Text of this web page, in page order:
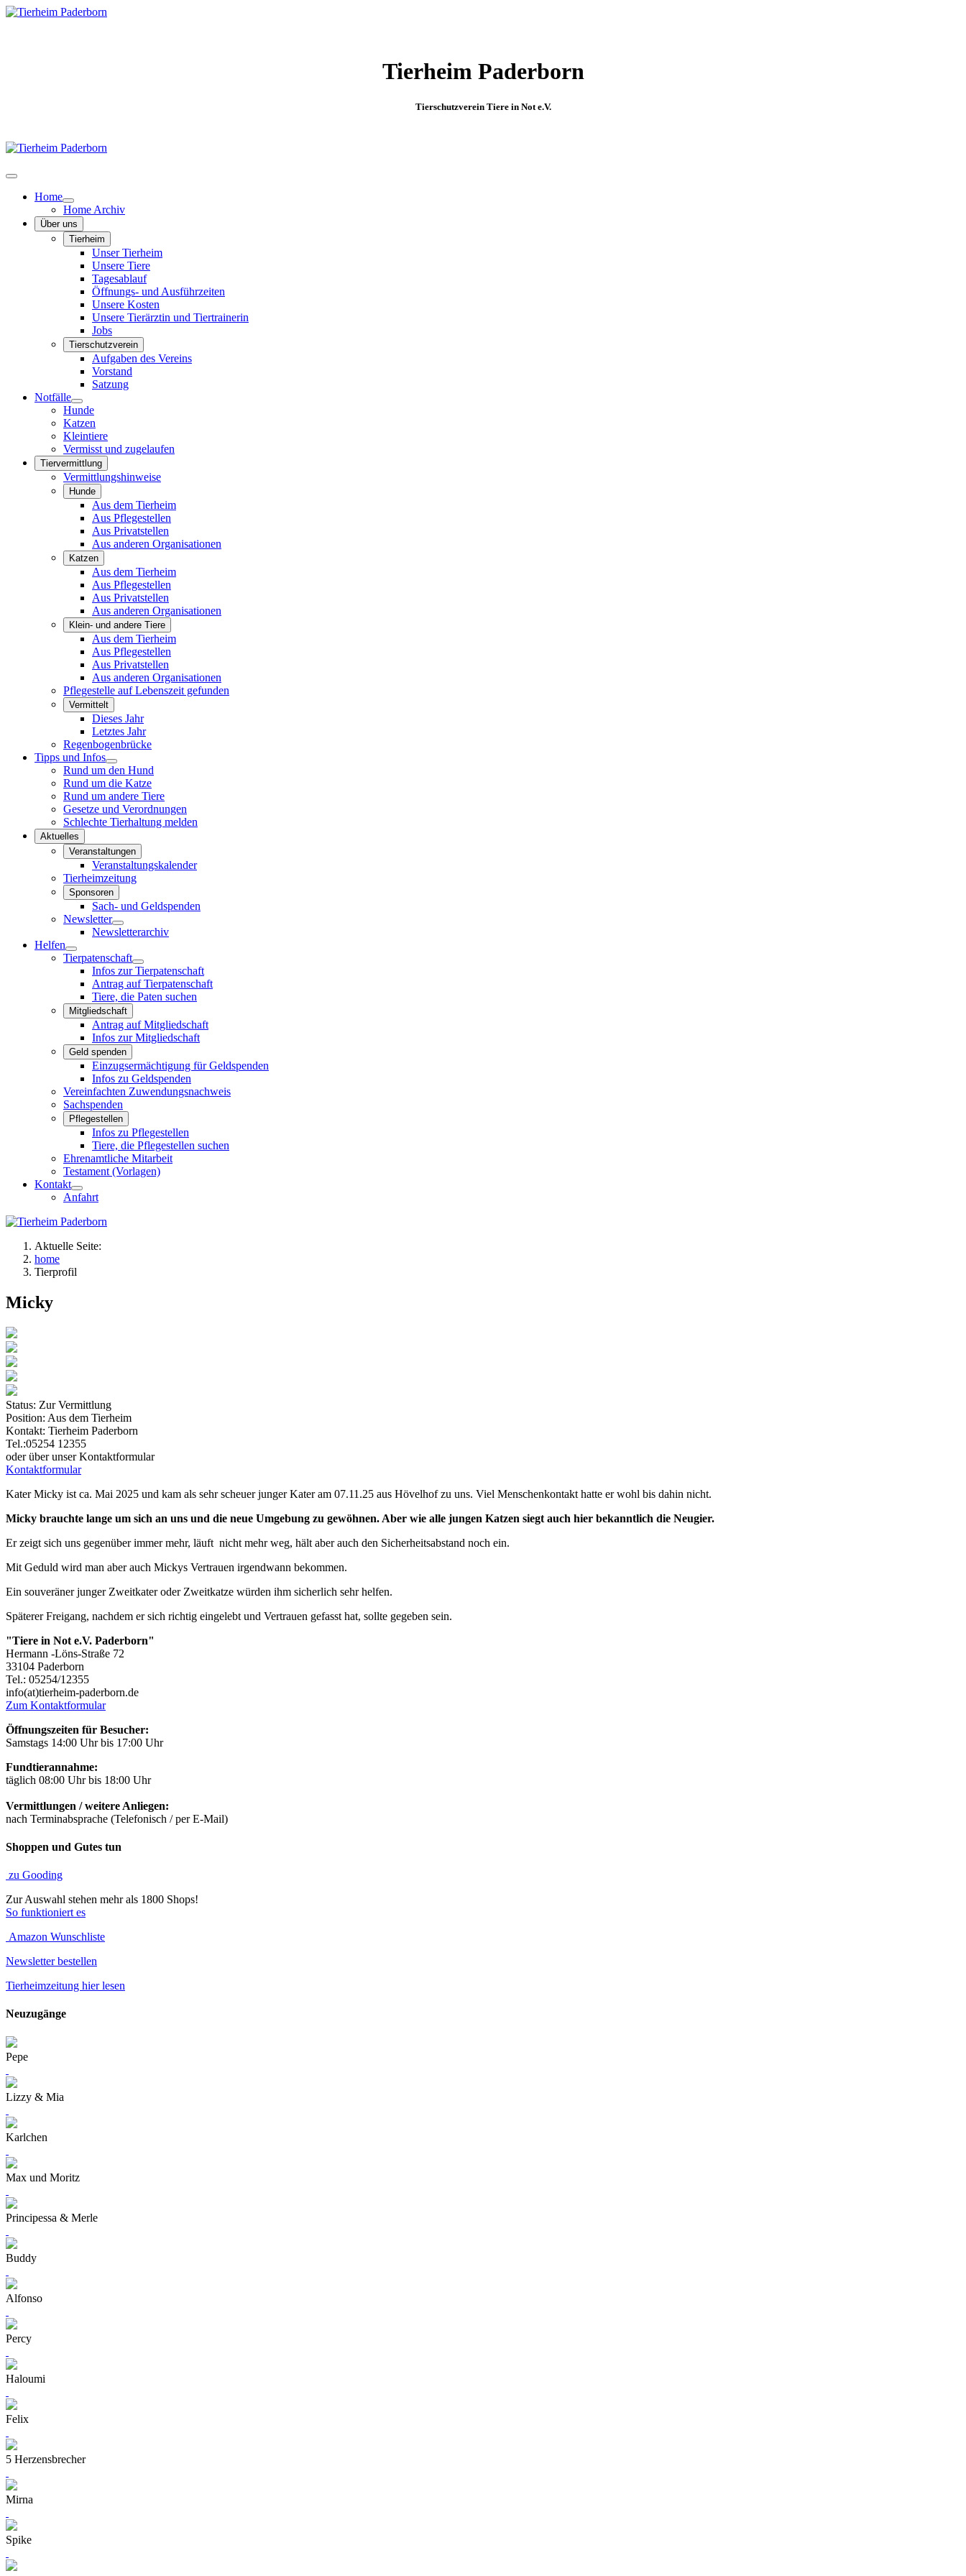
Tierheim Paderborn
Tierschutzverein Tiere in Not e.V.
Home
Home Archiv
Über uns
Tierheim
Unser Tierheim
Unsere Tiere
Tagesablauf
Öffnungs- und Ausführzeiten
Unsere Kosten
Unsere Tierärztin und Tiertrainerin
Jobs
Tierschutzverein
Aufgaben des Vereins
Vorstand
Satzung
Notfälle
Hunde
Katzen
Kleintiere
Vermisst und zugelaufen
Tiervermittlung
Vermittlungshinweise
Hunde
Aus dem Tierheim
Aus Pflegestellen
Aus Privatstellen
Aus anderen Organisationen
Katzen
Aus dem Tierheim
Aus Pflegestellen
Aus Privatstellen
Aus anderen Organisationen
Klein- und andere Tiere
Aus dem Tierheim
Aus Pflegestellen
Aus Privatstellen
Aus anderen Organisationen
Pflegestelle auf Lebenszeit gefunden
Vermittelt
Dieses Jahr
Letztes Jahr
Regenbogenbrücke
Tipps und Infos
Rund um den Hund
Rund um die Katze
Rund um andere Tiere
Gesetze und Verordnungen
Schlechte Tierhaltung melden
Aktuelles
Veranstaltungen
Veranstaltungskalender
Tierheimzeitung
Sponsoren
Sach- und Geldspenden
Newsletter
Newsletterarchiv
Helfen
Tierpatenschaft
Infos zur Tierpatenschaft
Antrag auf Tierpatenschaft
Tiere, die Paten suchen
Mitgliedschaft
Antrag auf Mitgliedschaft
Infos zur Mitgliedschaft
Geld spenden
Einzugsermächtigung für Geldspenden
Infos zu Geldspenden
Vereinfachten Zuwendungsnachweis
Sachspenden
Pflegestellen
Infos zu Pflegestellen
Tiere, die Pflegestellen suchen
Ehrenamtliche Mitarbeit
Testament (Vorlagen)
Kontakt
Anfahrt
Aktuelle Seite:
home
Tierprofil
Micky
Status: Zur Vermittlung
Position: Aus dem Tierheim
Kontakt: Tierheim Paderborn
Tel.:05254 12355
oder über unser Kontaktformular
Kontaktformular
Kater Micky ist ca. Mai 2025 und kam als sehr scheuer junger Kater am 07.11.25 aus Hövelhof zu uns. Viel Menschenkontakt hatte er wohl bis dahin nicht.
Micky brauchte lange um sich an uns und die neue Umgebung zu gewöhnen. Aber wie alle jungen Katzen siegt auch hier bekanntlich die Neugier.
Er zeigt sich uns gegenüber immer mehr, läuft nicht mehr weg, hält aber auch den Sicherheitsabstand noch ein.
Mit Geduld wird man aber auch Mickys Vertrauen irgendwann bekommen.
Ein souveräner junger Zweitkater oder Zweitkatze würden ihm sicherlich sehr helfen.
Späterer Freigang, nachdem er sich richtig eingelebt und Vertrauen gefasst hat, sollte gegeben sein.
"Tiere in Not e.V. Paderborn"
Hermann -Löns-Straße 72
33104 Paderborn
Tel.: 05254/12355
info(at)tierheim-paderborn.de
Zum Kontaktformular
Öffnungszeiten für Besucher:
Samstags 14:00 Uhr bis 17:00 Uhr
Fundtierannahme:
täglich 08:00 Uhr bis 18:00 Uhr
Vermittlungen / weitere Anliegen:
nach Terminabsprache (Telefonisch / per E-Mail)
Shoppen und Gutes tun
zu Gooding
Zur Auswahl stehen mehr als 1800 Shops!
So funktioniert es
Amazon Wunschliste
Newsletter bestellen
Tierheimzeitung hier lesen
Neuzugänge
Pepe
Lizzy & Mia
Karlchen
Max und Moritz
Principessa & Merle
Buddy
Alfonso
Percy
Haloumi
Felix
5 Herzensbrecher
Mirna
Spike